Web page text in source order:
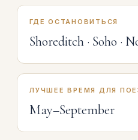
ГДЕ ОСТАНОВИТЬСЯ
Shoreditch · Soho ·
ЛУЧШЕЕ ВРЕМЯ ДЛЯ
May–September